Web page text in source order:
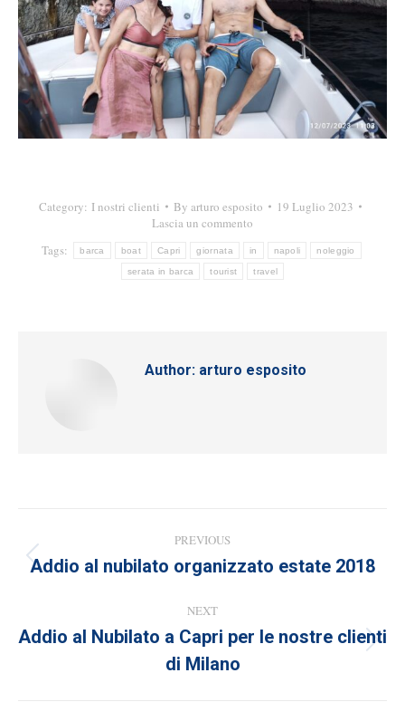
Category: I nostri clienti By arturo esposito
19 Luglio 2023
Lascia un commento
Tags:
barca boat Capri giornata in napoli noleggio
serata in barca tourist travel
Author: arturo esposito
navigation
PREVIOUS
Previous
Addio al nubilato organizzato estate 2018
NEXT
Next
post:
Addio al Nubilato a Capri per le nostre clienti
di Milano